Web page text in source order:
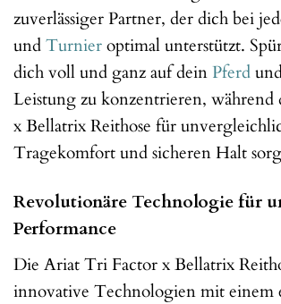
zuverlässiger Partner, der dich bei
undTurnieroptimal unterstützt.
dich voll und ganz auf deinPferd
Leistung zu konzentrieren,
x Bellatrix Reithose für
Tragekomfort und sicheren Halt
Revolutionäre Technologie für
Performance
Die Ariat Tri Factor x Bellatrix
innovative Technologien mit einem